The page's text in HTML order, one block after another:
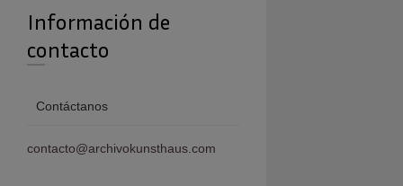
Información de
contacto
Contáctanos
contacto@archivokunsthaus.com